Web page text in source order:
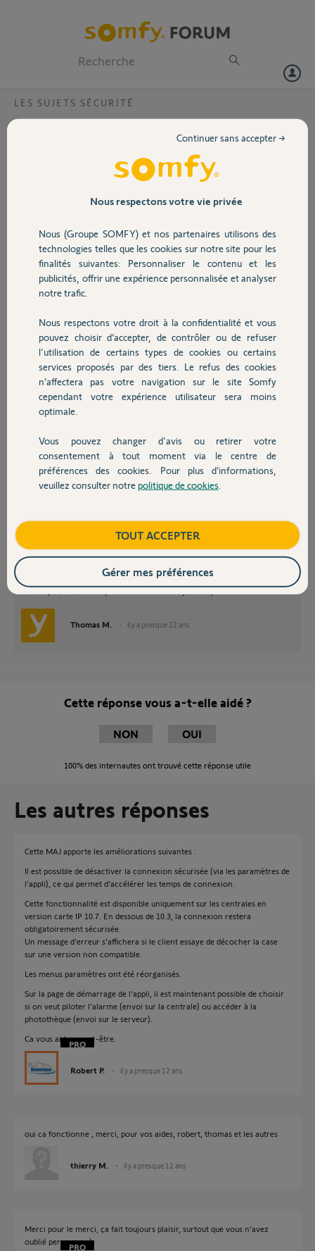
Volet
Sécurité
Domotique
Chauffage
Autres produits
Devis avec un pro
Contact
LES SUJETS SÉCURITÉ
j'ai effectué la suppression des éléments sur mon compte gmail, il ne
reste que mon nouveau smartphone et le résultat et idem. bon , je
me résigne a ne plus utilisé l'appli, merci robert pour votre aide.mais
les développeurs de chez somfy ont fait une Maj nulle. cela
thierry M.
il y a presque 12 ans
Participer au fil de discussion
Bonjour Thierry,
Tout d'abord, pour le bon fonctionnement du Forum, merci de ne pas
créer un multitude de post pour une seule et même problématique. Vous
pouvez répondre aux questions et aides proposées par la communauté en
cliquant sur le bouton "Répondre à cette question" sous votre post initial.
Toujours impossible de connecter mon tph suite MAj 4.0 android
Pour Robert
MAJ version 4.0 sur android
sécurité, le pilotage du système d'alarme via une application smartphone
(iOS ou Androïd) est limité à 4 smartphones maximum. Vous pouvez
effacer les smartphone déjà enregistrer pour en connecter un nouveau
en cliquant sur le bouton "Effacer les smartphones" dans le menu
"Réglage de l'interface" de votre interface PC en compte installateur.
Thomas M. il y a presque 12 ans
Cette réponse vous a-t-elle aidé ?
NON OUI
100% des internautes ont trouvé cette réponse utile
Les autres réponses
Cette MAJ apporte les améliorations suivantes :
Il est possible de désactiver la connexion sécurisée (via les paramètres de
l'appli), ce qui permet d'accélérer les temps de connexion.
Cette fonctionnalité est disponible uniquement sur les centrales en
version carte IP 10.7. En dessous de 10.3, la connexion restera
obligatoirement sécurisée.
Un message d'erreur s'affichera si le client essaye de décocher la case
sur une version non compatible.
Les menus paramètres ont été réorganisés.
Sur la page de démarrage de l'appli, il est maintenant possible de choisir
si on veut piloter l'alarme (envoi sur la centrale) ou accéder à la
photothèque (envoi sur le serveur).
Ca vous aidera peut-être.
Robert P. il y a presque 12 ans
oui ca fonctionne , merci, pour vos aides, robert, thomas et les autres
thierry M. il y a presque 12 ans
Merci pour le merci, ça fait toujours plaisir, surtout que vous n'avez
oublié personne. :)
Nous respectons votre vie privée
Nous (Groupe SOMFY) et nos partenaires utilisons des
technologies telles que les cookies sur notre site pour les
finalités suivantes: Personnaliser le contenu et les
publicités, offrir une expérience personnalisée et analyser
notre trafic.
Nous respectons votre droit à la confidentialité et vous
pouvez choisir d’accepter, de contrôler ou de refuser
l'utilisation de certains types de cookies ou certains
services proposés par des tiers. Le refus des cookies
n’affectera pas votre navigation sur le site Somfy
cependant votre expérience utilisateur sera moins
optimale.
Vous pouvez changer d'avis ou retirer votre
consentement à tout moment via le centre de
préférences des cookies. Pour plus d’informations,
veuillez consulter notre politique de cookies
Continuer sans accepter →
TOUT ACCEPTER
Gérer mes préférences